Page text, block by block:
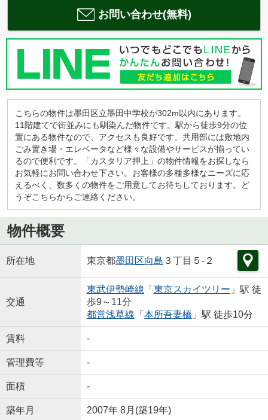
お問い合わせ(無料)
こちらの物件は墨田区立墨田中学校が302m以内にあります。
11階建てで街並みにも馴染んだ物件です。駅から徒歩9分の位
置にある物件なので、アクセスも良好です。共用部には敷地内
ごみ置き場・エレベータなど様々な設備やサービスが揃ってい
るので便利です。「カスタリア押上」の物件情報をお探しなら
お気軽にお問い合わせ下さい。お客様の多種多様なニーズに応
えるべく、数多くの物件をご用意してお待ちしております。ど
うぞこちらからご連絡ください。
物件概要
所在地 東京都墨田区向島 ３丁目５-２
交通
東武伊勢崎線 「 東京スカイツリー 」駅 徒
歩9～11分
都営浅草線 「 本所吾妻橋 」駅 徒歩10分
賃料 -
管理費等 -
面積 -
築年月 2007年 8月(築19年)